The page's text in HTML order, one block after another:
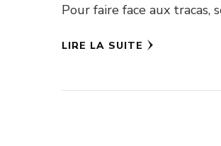
Pour faire face aux tracas,
LIRE LA SUITE